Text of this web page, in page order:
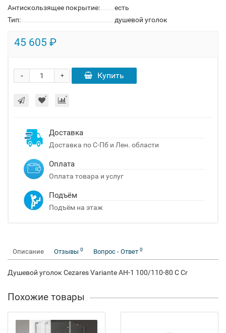
Антискользящее покрытие:
есть
Тип:
душевой уголок
45 605 ₽
+
- Купить
Доставка
Доставка по С-Пб и Лен. области
Оплата
Оплата товара и услуг
Подъём
Подъём на этаж
Описание Отзывы 0 Вопрос - Ответ 0
Душевой уголок Cezares Variante AH-1 100/110-80 C Cr
Похожие товары